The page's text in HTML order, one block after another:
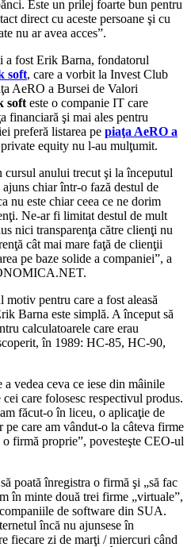
Este un prilej foarte bun pentru
direct cu aceste persoane şi cu
nu ar avea acces”.
fost Erik Barna, fondatorul
soft, care a vorbit la Invest Club
AeRO a Bursei de Valori
soft este o companie IT care
financiară şi mai ales pentru
preferă listarea pe piaţa AeRO a
equity nu l-au mulţumit.
anului trecut şi la începutul
chiar într-o fază destul de
nu este chiar ceea ce ne dorim
Ne-ar fi limitat destul de mult
nici transparenţa către clienţi nu
cât mai mare faţă de clienţii
pe baze solide a companiei”, a
pentru care a fost aleasă
Barna este simplă. A început să
calculatoarele care erau
în 1989: HC-85, HC-90,
vedea ceva ce iese din mâinile
cei care folosesc respectivul produs.
făcut-o în liceu, o aplicaţie de
pe care am vândut-o la câteva firme
firmă proprie”, povesteşte CEO-ul
poată înregistra o firmă şi „să fac
în minte două trei firme „virtuale”,
de software din SUA.
încă nu ajunsese în
fiecare zi de marţi / miercuri când